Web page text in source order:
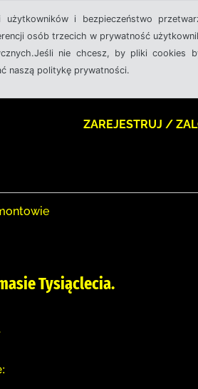
i bezpieczeństwo
osób trzecich w prywatność
nie chcesz, by pliki cookies
naszą politykę prywatności.
ZAREJESTRUJ /
Tysiąclecia.